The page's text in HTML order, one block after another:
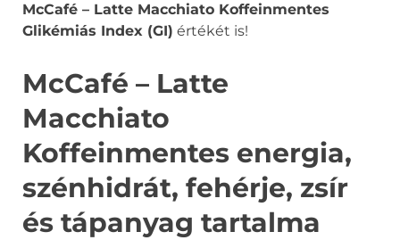
McCafé – Latte Macchiato Koffeinmentes
Glikémiás Index (GI) értékét is!
McCafé – Latte
Macchiato
Koffeinmentes energia,
szénhidrát, fehérje, zsír
és tápanyag tartalma